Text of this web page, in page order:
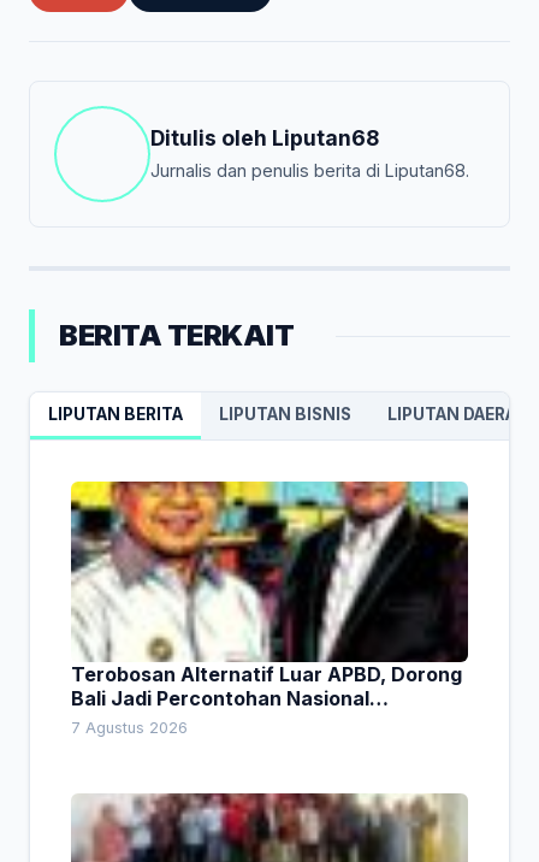
Ditulis oleh Liputan68
Jurnalis dan penulis berita di Liputan68.
BERITA TERKAIT
LIPUTAN BERITA LIPUTAN BISNIS LIPUTAN DAERAH
Terobosan Alternatif Luar APBD, Dorong
Bali Jadi Percontohan Nasional
Pembiayaan Daerah
7 Agustus 2026